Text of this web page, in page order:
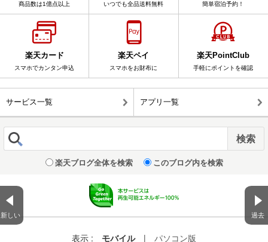
新しい 過去
商品数は1億点以上 いつでも全品送料無料 簡単宿泊予約！
楽天カード
スマホでカンタン申込
楽天ペイ
スマホをお財布に
楽天PointClub
手軽にポイントを確認
サービス一覧 アプリ一覧
楽天ブログ全体を検索 このブログ内を検索
表示 : モバイル | パソコン版